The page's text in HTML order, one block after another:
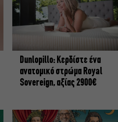
Dunlopillo: Κερδίστε ένα
ανατομικό στρώμα Royal
Sovereign, αξίας 2900€